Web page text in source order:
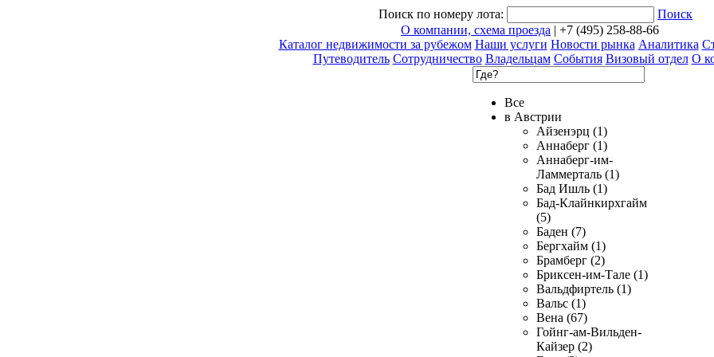
Поиск по номеру лота:
Поиск
О компании, схема проезда | +7 (495) 258-88-66
Каталог недвижимости за рубежом Наши услуги Новости рынка Аналитика
Путеводитель Сотрудничество Владельцам События Визовый отдел О
Все
в Австрии
Айзенэрц (1)
Аннаберг (1)
Аннаберг-им-
Ламмерталь (1)
Бад Ишль (1)
Бад-Клайнкирхгайм
(5)
Баден (7)
Бергхайм (1)
Брамберг (2)
Бриксен-им-Тале (1)
Вальдфиртель (1)
Вальс (1)
Вена (67)
Гойнг-ам-Вильден-
Кайзер (2)